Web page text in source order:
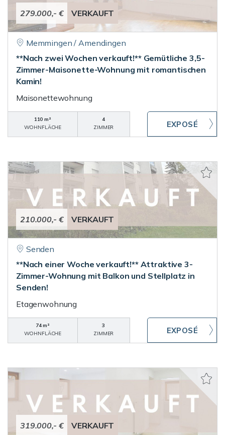
279.000,- € VERKAUFT
Memmingen / Amendingen
**Nach zwei Wochen verkauft!** Gemütliche 3,5-
Zimmer-Maisonette-Wohnung mit romantischen
Kamin!
Maisonettewohnung
110 m²
WOHNFLÄCHE
4
ZIMMER
210.000,- € VERKAUFT
Senden
**Nach einer Woche verkauft!** Attraktive 3-
Zimmer-Wohnung mit Balkon und Stellplatz in
Senden!
Etagenwohnung
74 m²
WOHNFLÄCHE
3
ZIMMER
319.000,- € VERKAUFT